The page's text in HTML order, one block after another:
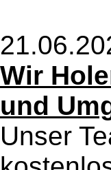
Wir
und
Unser